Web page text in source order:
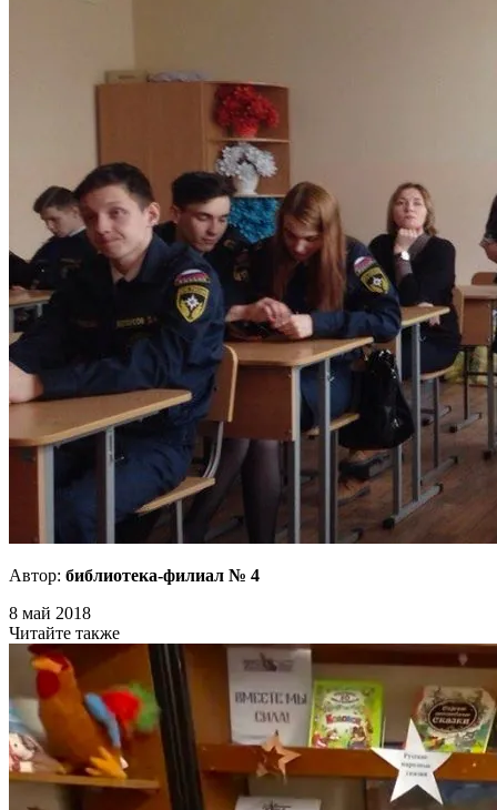
Автор: библиотека-филиал № 4
8 май 2018
Читайте также